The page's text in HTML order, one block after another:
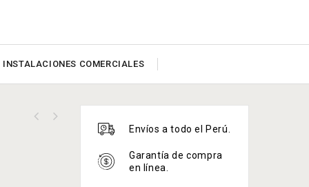
INSTALACIONES COMERCIALES
Envíos a todo el Perú.
Garantía de compra
en línea.